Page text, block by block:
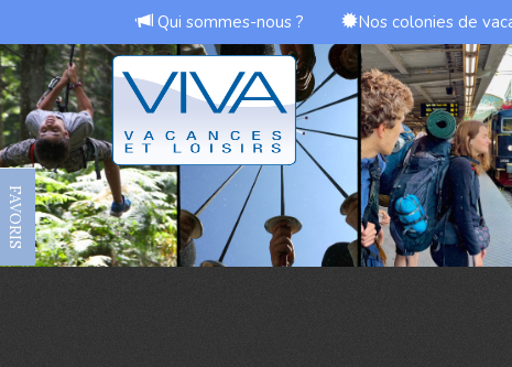
Qui sommes-nous ? Nos colonies de
FAVORIS